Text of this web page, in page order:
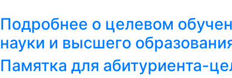
Подробнее о целевом
науки и высшего
Памятка для абитуриента-